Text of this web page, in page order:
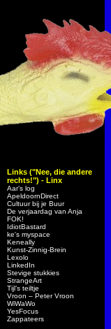
Links ("Nee, die andere
rechts!") - Linx
Aar’s log
ApeldoornDirect
Cultuur bij je Buur
De verjaardag van Anja
FOK!
IdiotBastard
ke's myspace
Keneally
Kunst-Zinnig-Brein
Lexolo
LinkedIn
Stevige stukkies
StrangeArt
Tijl’s teiltje
Vroon – Peter Vroon
WiWaWo
YesFocus
Zappateers